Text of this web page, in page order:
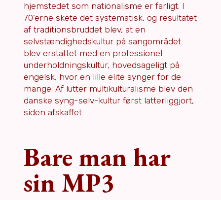
hjemstedet som nationalisme er farligt. I
70’erne skete det systematisk, og resultatet
af traditionsbruddet blev, at en
selvstændighedskultur på sangområdet
blev erstattet med en professionel
underholdningskultur, hovedsageligt på
engelsk, hvor en lille elite synger for de
mange. Af lutter multikulturalisme blev den
danske syng-selv-kultur først latterliggjort,
siden afskaffet.
Bare man har
sin MP3